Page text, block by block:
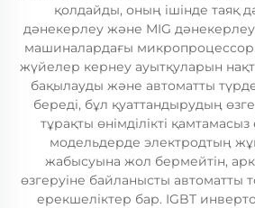
қолдайды, оның ішінде таяқ
дәнекерлеу және MIG дәнекерлеу
машиналардағы
жүйелер кернеу ауытқуларын
бақылауды және автоматты
береді, бұл қуаттандырудың
тұрақты өнімділікті
модельдерде электродтың
жабысуына жол бермейтін,
өзгеруіне байланысты автоматты
ерекшеліктер бар. IGBT